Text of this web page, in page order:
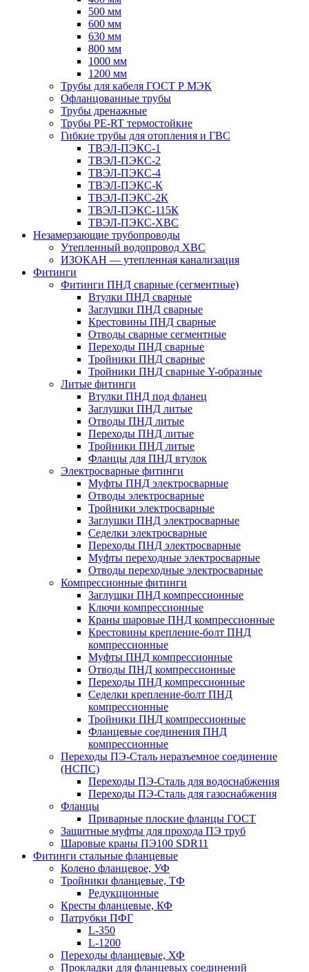
500 мм
600 мм
630 мм
800 мм
1000 мм
1200 мм
Трубы для кабеля ГОСТ Р МЭК
Офланцованные трубы
Трубы дренажные
Трубы PE-RT термостойкие
Гибкие трубы для отопления и ГВС
ТВЭЛ-ПЭКС-1
ТВЭЛ-ПЭКС-2
ТВЭЛ-ПЭКС-4
ТВЭЛ-ПЭКС-К
ТВЭЛ-ПЭКС-2К
ТВЭЛ-ПЭКС-115К
ТВЭЛ-ПЭКС-ХВС
Незамерзающие трубопроводы
Утепленный водопровод ХВС
ИЗОКАН — утепленная канализация
Фитинги
Фитинги ПНД сварные (сегментные)
Втулки ПНД сварные
Заглушки ПНД сварные
Крестовины ПНД сварные
Отводы сварные сегментные
Переходы ПНД сварные
Тройники ПНД сварные
Тройники ПНД сварные Y-образные
Литые фитинги
Втулки ПНД под фланец
Заглушки ПНД литые
Отводы ПНД литые
Переходы ПНД литые
Тройники ПНД литые
Фланцы для ПНД втулок
Электросварные фитинги
Муфты ПНД электросварные
Отводы электросварные
Тройники электросварные
Заглушки ПНД электросварные
Седелки электросварные
Переходы ПНД электросварные
Муфты переходные электросварные
Отводы переходные электросварные
Компрессионные фитинги
Заглушки ПНД компрессионные
Ключи компрессионные
Краны шаровые ПНД компрессионные
Крестовины крепление-болт ПНД
компрессионные
Муфты ПНД компрессионные
Отводы ПНД компрессионные
Переходы ПНД компрессионные
Седелки крепление-болт ПНД
компрессионные
Тройники ПНД компрессионные
Фланцевые соединения ПНД
компрессионные
Переходы ПЭ-Сталь неразъемное соединение
(НСПС)
Переходы ПЭ-Сталь для водоснабжения
Переходы ПЭ-Сталь для газоснабжения
Фланцы
Приварные плоские фланцы ГОСТ
Защитные муфты для прохода ПЭ труб
Шаровые краны ПЭ100 SDR11
Фитинги стальные фланцевые
Колено фланцевое, УФ
Тройники фланцевые, ТФ
Редукционные
Кресты фланцевые, КФ
Патрубки ПФГ
L-350
L-1200
Переходы фланцевые, ХФ
Прокладки для фланцевых соединений